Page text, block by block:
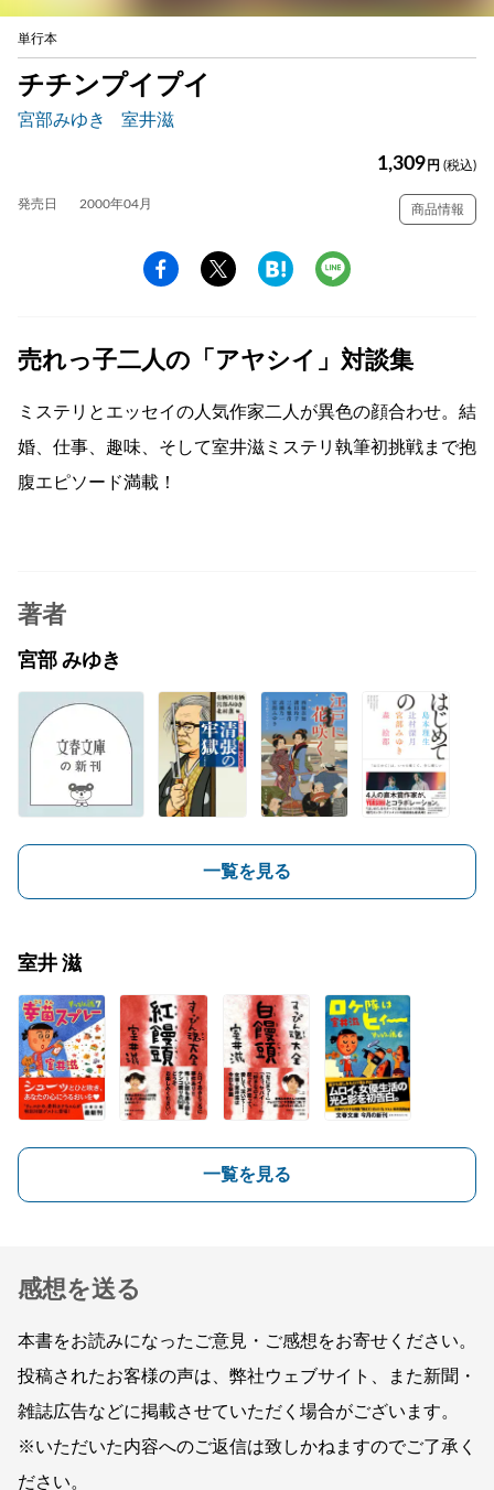
単行本
チチンプイプイ
宮部みゆき 室井滋
1,309 円 (税込)
発売日 2000年04月 商品情報
売れっ子二人の「アヤシイ」対談集
ミステリとエッセイの人気作家二人が異色の顔合わせ。結
婚、仕事、趣味、そして室井滋ミステリ執筆初挑戦まで抱
腹エピソード満載！
著者
宮部 みゆき
一覧を見る
室井 滋
一覧を見る
感想を送る
本書をお読みになったご意見・ご感想をお寄せください。
投稿されたお客様の声は、弊社ウェブサイト、また新聞・
雑誌広告などに掲載させていただく場合がございます。
※いただいた内容へのご返信は致しかねますのでご了承く
ださい。